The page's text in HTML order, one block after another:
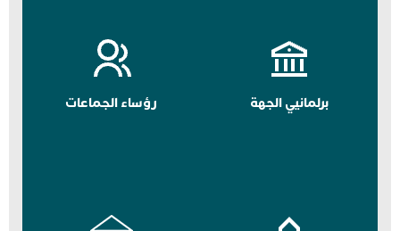
برلمانيي الجهة رؤساء الجماعات